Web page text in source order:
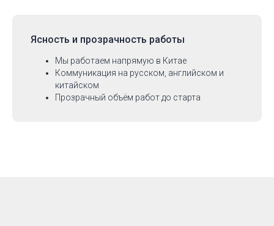
Ясность и прозрачность работы
Мы работаем напрямую в Китае
Коммуникация на русском, английском и
китайском
Прозрачный объём работ до старта